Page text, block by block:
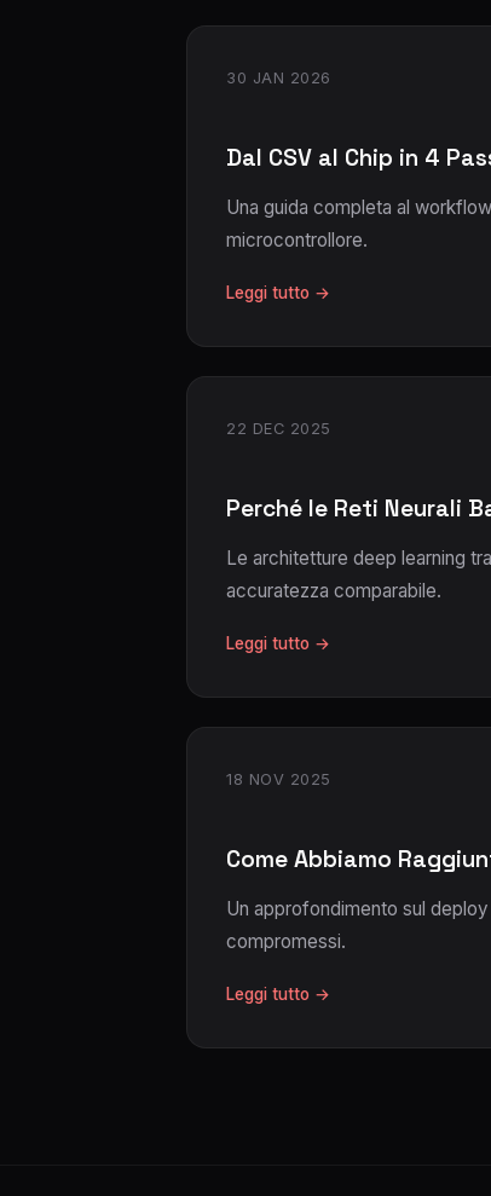
30 JAN 2026
Dal CSV al Chip in 4
Una guida completa al
microcontrollore.
Leggi tutto →
22 DEC 2025
Perché le Reti Neurali
Le architetture deep learning
accuratezza comparabile.
Leggi tutto →
18 NOV 2025
Come Abbiamo
Un approfondimento sul
compromessi.
Leggi tutto →